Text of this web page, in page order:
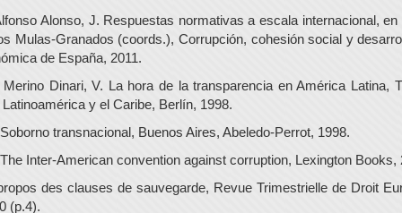
Alonso, J. Respuestas normativas a escala internacional, en
Mulas-Granados (coords.), Corrupción, cohesión social y
de España, 2011.
Dinari, V. La hora de la transparencia en América Latina,
y el Caribe, Berlín, 1998.
transnacional, Buenos Aires, Abeledo-Perrot, 1998.
Inter-American convention against corruption, Lexington Books,
des clauses de sauvegarde, Revue Trimestrielle de Droit
(p.4).